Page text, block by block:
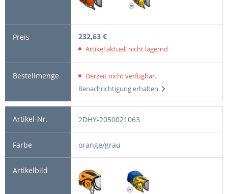
232,63 €
Artikel aktuell nicht lagernd
Derzeit nicht verfügbar.
Benachrichtigung erhalten
2DHY-2050021063
orange/grau